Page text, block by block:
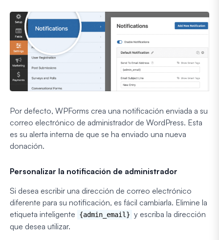
Por defecto, WPForms crea una notificación enviada a su
correo electrónico de administrador de WordPress. Esta
es su alerta interna de que se ha enviado una nueva
donación.
Personalizar la notificación de administrador
Si desea escribir una dirección de correo electrónico
diferente para su notificación, es fácil cambiarla. Elimine la
etiqueta inteligente
{admin_email} y escriba la dirección
que desea utilizar.